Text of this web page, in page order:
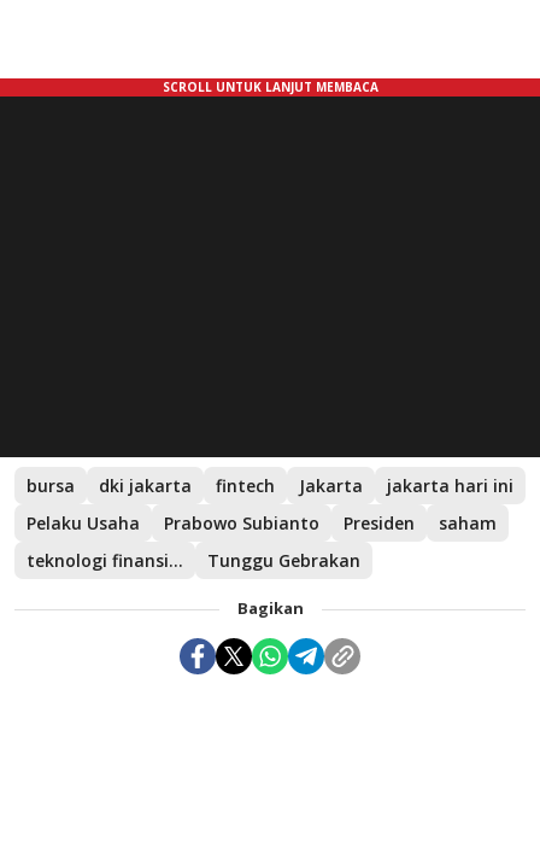
bursa dki jakarta fintech Jakarta
jakarta hari ini
Pelaku Usaha
Prabowo Subianto Presiden
saham
teknologi finansial
Tunggu Gebrakan
Bagikan